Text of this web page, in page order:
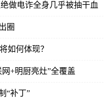
做电诈全身几乎被抽干血
圈
如何体现？
+明厨亮灶”全覆盖
“补丁”